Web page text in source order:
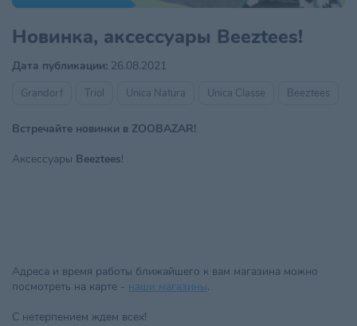
Новинка, аксессуары Beeztees!
Дата публикации: 26.08.2021
Grandorf Triol Unica Natura Unica Classe Beeztees
Встречайте новинки в ZOOBAZAR!
Аксессуары Beeztees!
Адреса и время работы ближайшего к вам магазина можно
посмотреть на карте - наши магазины.
С нетерпением ждем всех!